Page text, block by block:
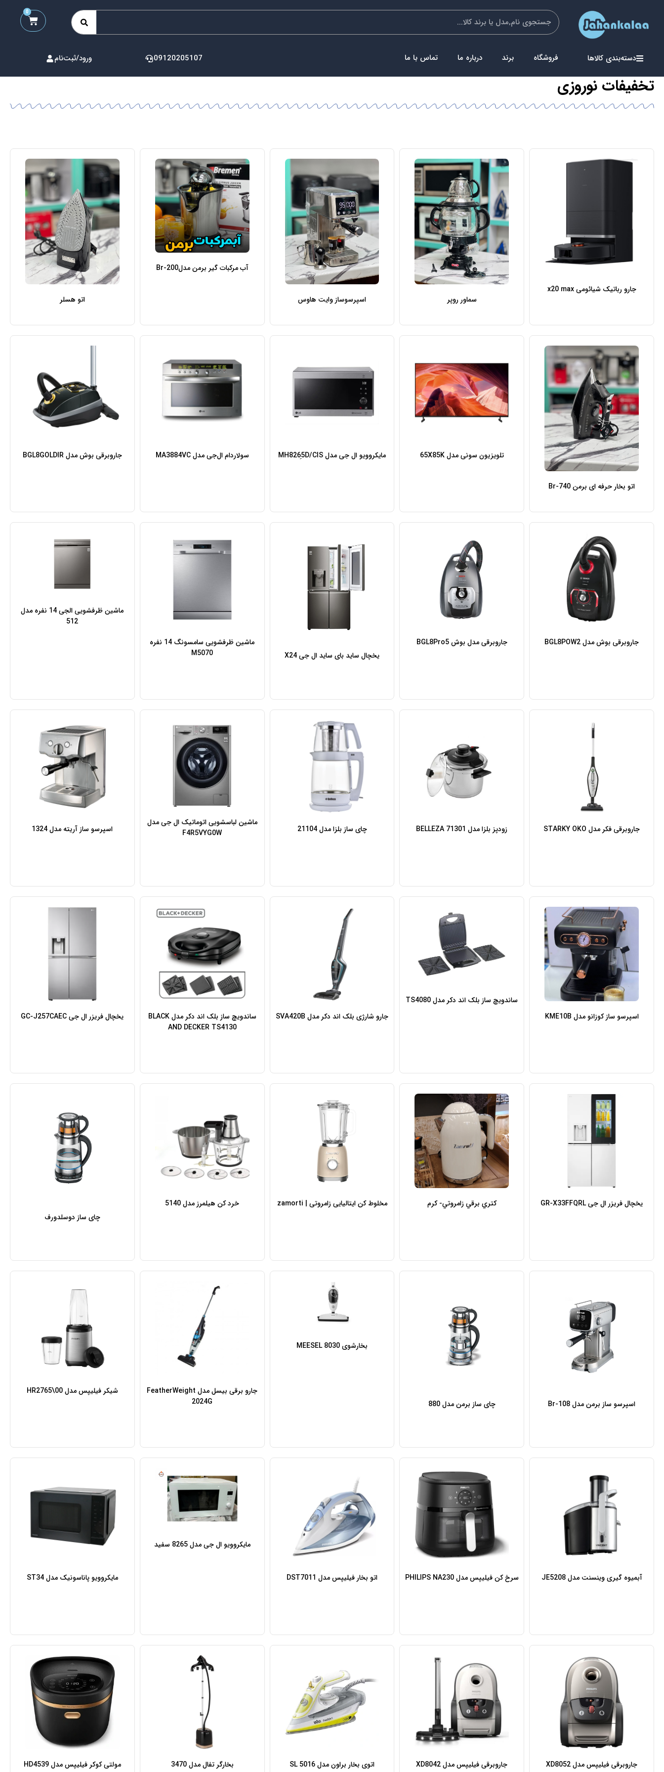
0
دسته‌بندی کالاها فروشگاه برند درباره ما تماس با ما 09120205107 ورود/ثبت‌نام
تخفیفات نوروزی
جارو رباتیک شیائومی x20 max
سماور روپر
اسپرسوساز وایت هاوس
آب مرکبات گیر برمن مدلBr-200
اتو هسلر
اتو بخار حرفه ای برمن Br-740
تلویزیون سونی مدل 65X85K مایکروویو ال جی مدل MH8265ِD/CIS سولاردام ال‌جی مدل MA3884VC جاروبرقی بوش مدل BGL8GOLDIR
جاروبرقی بوش مدل BGL8POW2
جاروبرقی مدل بوش BGL8Pro5
یخچال ساید بای ساید ال جی X24
ماشین ظرفشویی سامسونگ 14 نفره
M5070
ماشین ظرفشویی الجی 14 نفره مدل
512
جاروبرقی فکر مدل STARKY OKO زودپز بلزا مدل BELLEZA 71301 چای ساز بلزا مدل 21104
ماشین لباسشویی اتوماتیک ال جی مدل
F4R5VYG0W
اسپرسو ساز آریته مدل 1324
اسپرسو ساز کوزانو مدل KME10B
ساندویچ ساز بلک اند دکر مدل TS4080
جارو شارژی بلک اند دکر مدل SVA420B
ساندویچ ساز بلک اند دکر مدل BLACK
AND DECKER TS4130
یخچال فریزر ال جی GC-J257CAEC
یخچال فریزر ال جی GR-X33FFQRL کتري برقي زامروتي- کرم مخلوط کن ایتالیایی زامروتی | zamorti
خرد کن هیلمرز مدل 5140
چای ساز دوسلدورف
اسپرسو ساز برمن مدل Br-108 چای ساز برمن مدل 880
بخارشوی MEESEL 8030
جارو برقی بیسل مدل FeatherWeight
2024G
شیکر فیلیپس مدل HR2765\00
آبمیوه گیری وینسنت مدل JE5208 سرخ کن فیلیپس مدل PHILIPS NA230 اتو بخار فیلیپس مدل DST7011
مایکروویو ال جی مدل 8265 سفید
مایکروویو پاناسونیک مدل ST34
جاروبرقی فیلیپس مدل XD8052 جاروبرقی فیلیپس مدل XD8042 اتوی بخار براون مدل SL 5016 بخارگر تفال مدل 3470 مولتی کوکر فیلیپس مدل HD4539